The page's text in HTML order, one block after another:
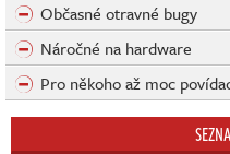
Občasné otravné bugy
Náročné na hardware
Pro někoho až moc